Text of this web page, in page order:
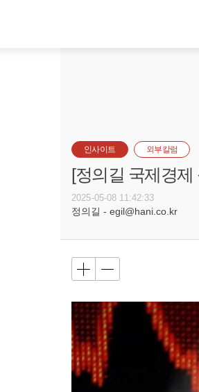
인사이트 외부칼럼
[정의길 국제경
2025-05-08 11:42:33
정의길 - egil@hani.co.kr